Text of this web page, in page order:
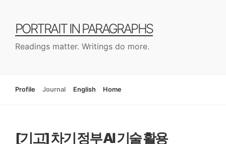
PORTRAIT IN PARAGRAPHS
Readings matter. Writings do more.
Profile Journal English Home
[기고] 차기 정부 AI 기술 활용